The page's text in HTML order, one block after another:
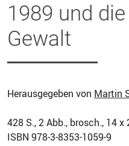
1989 und
Gewalt
Herausgegeben von Martin
428 S., 2 Abb., brosch., 14 x
ISBN 978-3-8353-1059-9